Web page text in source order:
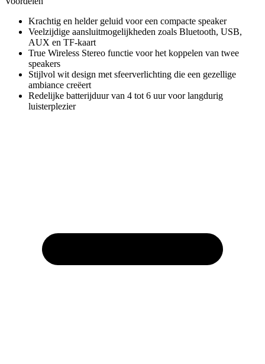
Krachtig en helder geluid voor een compacte speaker
Veelzijdige aansluitmogelijkheden zoals Bluetooth, USB,
AUX en TF-kaart
True Wireless Stereo functie voor het koppelen van twee
speakers
Stijlvol wit design met sfeerverlichting die een gezellige
ambiance creëert
Redelijke batterijduur van 4 tot 6 uur voor langdurig
luisterplezier